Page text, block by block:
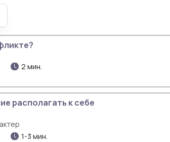
2 мин.
располагать к себе
1-3 мин.